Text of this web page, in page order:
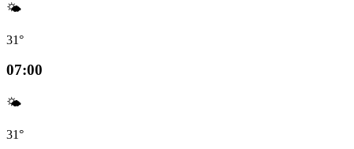
🌤️
31°
07:00
🌤️
31°